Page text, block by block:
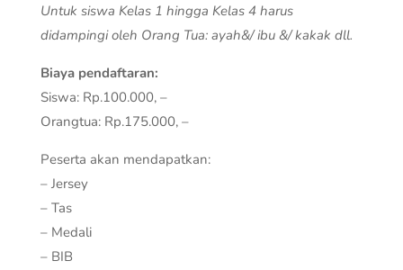
Untuk siswa Kelas 1 hingga Kelas 4 harus
didampingi oleh Orang Tua: ayah&/ ibu &/ kakak dll.
Biaya pendaftaran:
Siswa: Rp.100.000, –
Orangtua: Rp.175.000, –
Peserta akan mendapatkan:
– Jersey
– Tas
– Medali
– BIB